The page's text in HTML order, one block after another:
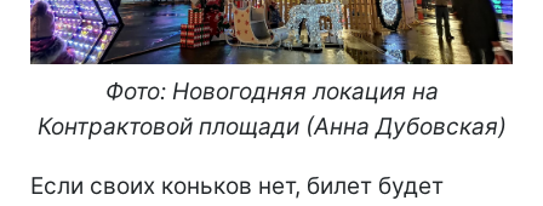
Фото: Новогодняя локация на
Контрактовой площади (Анна Дубовская)
Если своих коньков нет, билет будет